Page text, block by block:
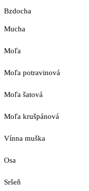
Bzdocha
Mucha
Moľa
Moľa potravinová
Moľa šatová
Moľa krušpánová
Vínna muška
Osa
Sršeň